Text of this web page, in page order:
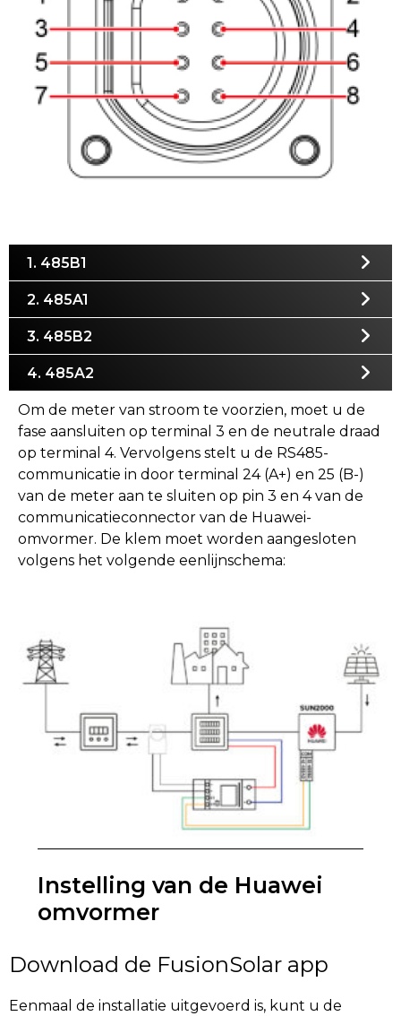
1. 485B1
2. 485A1
3. 485B2
4. 485A2
Om de meter van stroom te voorzien, moet u de
fase aansluiten op terminal 3 en de neutrale draad
op terminal 4. Vervolgens stelt u de RS485-
communicatie in door terminal 24 (A+) en 25 (B-)
van de meter aan te sluiten op pin 3 en 4 van de
communicatieconnector van de Huawei-
omvormer. De klem moet worden aangesloten
volgens het volgende eenlijnschema:
Instelling van de Huawei
omvormer
Download de FusionSolar app
Eenmaal de installatie uitgevoerd is, kunt u de